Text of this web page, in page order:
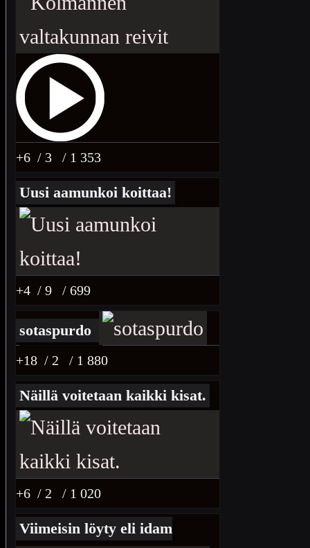
+6 / 3 / 1 353
Uusi aamunkoi koittaa!
+4 / 9 / 699
sotaspurdo
+18 / 2 / 1 880
Näillä voitetaan kaikki kisat.
+6 / 2 / 1 020
Viimeisin löyty eli idam